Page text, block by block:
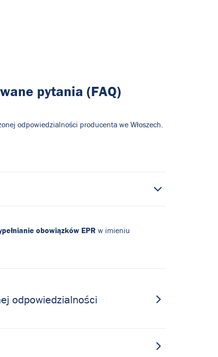
pytania (FAQ)
odpowiedzialności producenta we Włoszech.
obowiązków EPR w imieniu
odpowiedzialności